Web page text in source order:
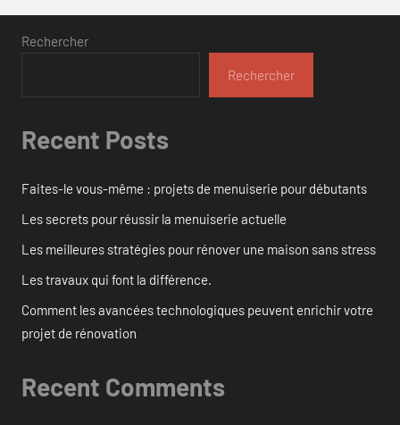
Rechercher
Rechercher
Recent Posts
Faites-le vous-même : projets de menuiserie pour débutants
Les secrets pour réussir la menuiserie actuelle
Les meilleures stratégies pour rénover une maison sans stress
Les travaux qui font la différence.
Comment les avancées technologiques peuvent enrichir votre
projet de rénovation
Recent Comments